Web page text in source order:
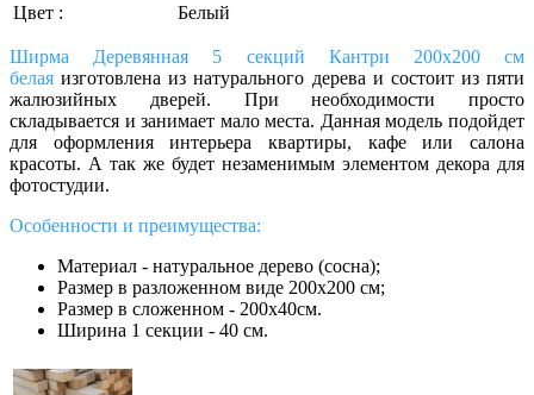
Цвет :
Белый
Ширма Деревянная 5 секций Кантри 200х200 см
белаяизготовлена из натурального дерева и состоит из пяти
жалюзийных дверей. При необходимости просто
складывается и занимает мало места. Данная модель подойдет
для оформления интерьера квартиры, кафе или салона
красоты. А так же будет незаменимым элементом декора для
фотостудии.
Особенности и преимущества:
Материал - натуральное дерево (сосна);
Размер в разложенном виде 200х200 см;
Размер в сложенном - 200х40см.
Ширина 1 секции - 40 см.